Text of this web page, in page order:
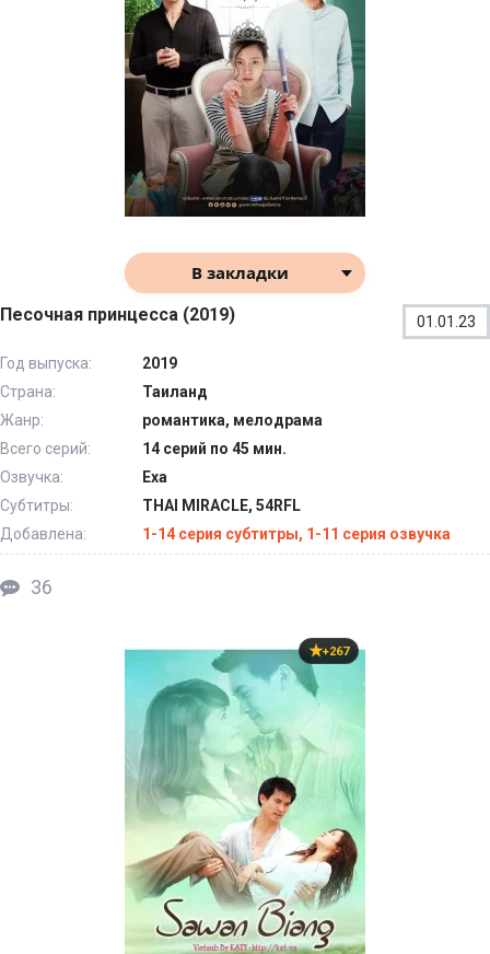
В закладки
Песочная принцесса (2019) 01.01.23
Год выпуска:
2019
Страна:
Таиланд
Жанр:
романтика, мелодрама
Всего серий:
14 серий по 45 мин.
Озвучка:
Exa
Субтитры:
THAI MIRACLE, 54RFL
Добавлена:
1-14 серия субтитры, 1-11 серия озвучка
36
+267